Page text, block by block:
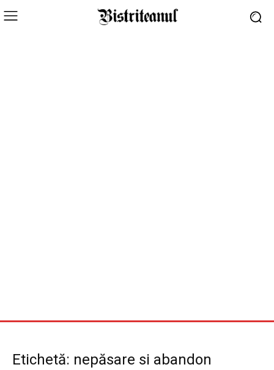
Etichetă: nepăsare si abandon